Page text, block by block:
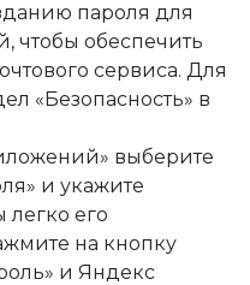
пароля для
чтобы обеспечить
сервиса. Для
«Безопасность» в
выберите
и укажите
легко его
на кнопку
и Яндекс